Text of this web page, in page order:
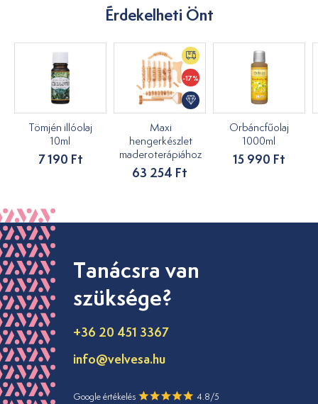
Érdekelheti Önt
Tömjén illóolaj
10ml
7 190 Ft
-17%
Maxi
hengerkészlet
maderoterápiához
63 254 Ft
Orbáncfűolaj
1000ml
15 990 Ft
Tanácsra van
szüksége?
+36 20 451 3367
info@velvesa.hu
Google értékelés 4.8/5